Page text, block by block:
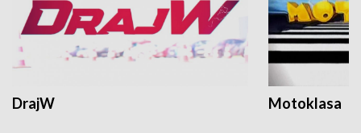
DrajW Motoklasa